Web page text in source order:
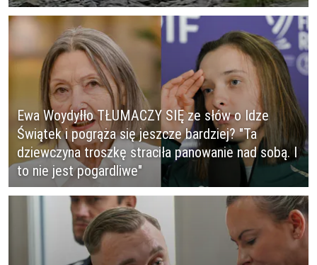
Ewa Woydyłło TŁUMACZY SIĘ ze słów o Idze
Świątek i pogrąża się jeszcze bardziej? "Ta
dziewczyna troszkę straciła panowanie nad sobą. I
to nie jest pogardliwe"